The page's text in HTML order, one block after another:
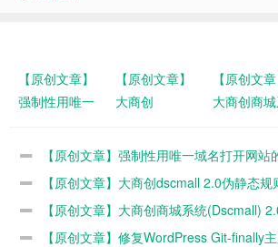
【原创文章】
强制性用唯一
的方法
【原创文章】
大商创
静态规则从
Nginx的方法
【原创文章
大商创商
2.0版三个
洞修复
【原创文章】强制性用唯一域名打开网站
【原创文章】大商创dscmall 2.0伪静态
的方法【原创文章】大商创商城系统(Dscmall)
漏洞修复【原创文章】修复WordPress Git-finally